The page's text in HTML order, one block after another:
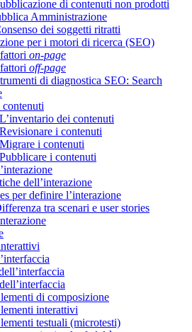
di contenuti non prodotti
Amministrazione
dei soggetti ritratti
per i motori di ricerca (SEO)
on-page
off-page
di diagnostica SEO: Search
dei contenuti
i contenuti
i contenuti
i contenuti
dell’interazione
per definire l’interazione
tra scenari e user stories
di composizione
interattivi
testuali (microtesti)